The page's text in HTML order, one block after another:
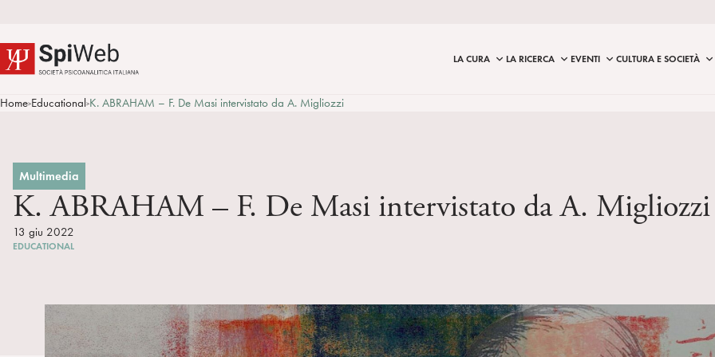
LA CURA LA RICERCA EVENTI CULTURA E SOCIETÀ
Home>Educational>K. ABRAHAM – F. De Masi intervistato da A. Migliozzi
Multimedia
K. ABRAHAM – F. De Masi intervistato da A. Migliozzi
13 giu 2022
EDUCATIONAL